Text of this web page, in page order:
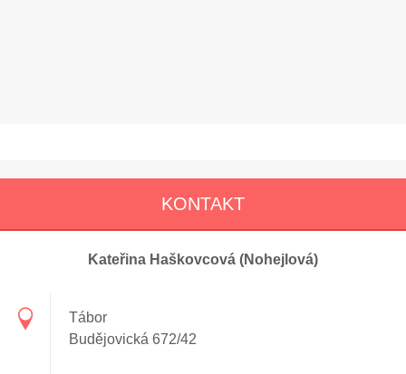
KONTAKT
Kateřina Haškovcová (Nohejlová)
Tábor
Budějovická 672/42